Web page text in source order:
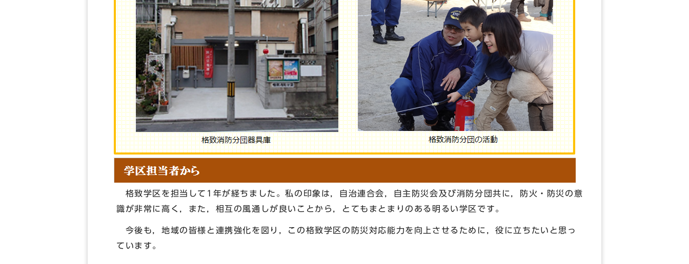
格致学区を担当して1年が経ちました。私の印象は，自治連合会，自主防災会及び消防分団共に，防火・防災の意
識が非常に高く，また，相互の風通しが良いことから，とてもまとまりのある明るい学区です。
今後も，地域の皆様と連携強化を図り，この格致学区の防災対応能力を向上させるために，役に立ちたいと思っ
ています。